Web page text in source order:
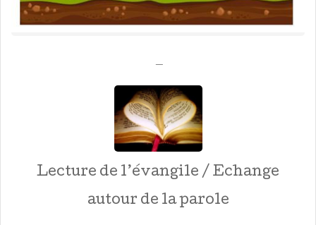
—
Lecture de l’évangile / Echange
autour de la parole